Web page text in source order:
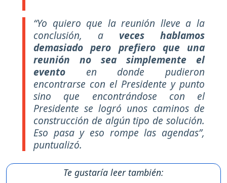
“Yo quiero que la reunión lleve a la
conclusión, a veces hablamos
demasiado pero prefiero que una
reunión no sea simplemente el
evento en donde pudieron
encontrarse con el Presidente y punto
sino que encontrándose con el
Presidente se logró unos caminos de
construcción de algún tipo de solución.
Eso pasa y eso rompe las agendas”,
puntualizó.
Te gustaría leer también: